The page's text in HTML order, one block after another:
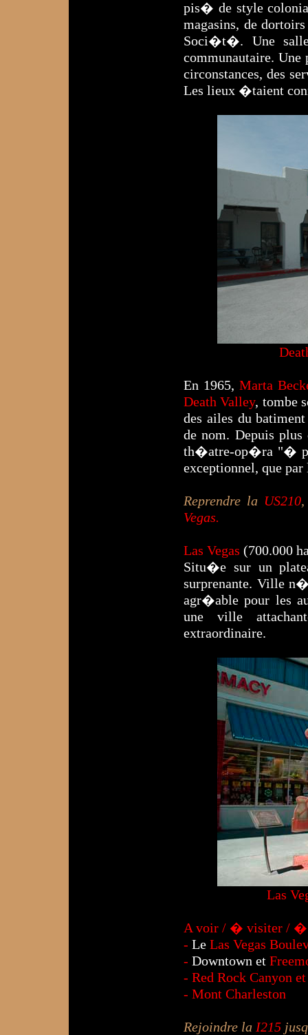
pis� de style
magasins, de
Soci�t�. Une
communautaire.
circonstances, des
Les lieux �taient
En 1965,Marta
Death Valley, tombe
des ailes du
de nom. Depuis plus
th�atre-op�ra "�
exceptionnel, que
Reprendre la US210
Vegas.
Las Vegas (700.000
Situ�e sur un
surprenante. Ville
agr�able pour les
une ville
extraordinaire.
Las
A voir / � visiter / �
- Le Las Vegas
- Downtown et
- Red Rock Canyon
- Mont Charleston
Rejoindre la I215